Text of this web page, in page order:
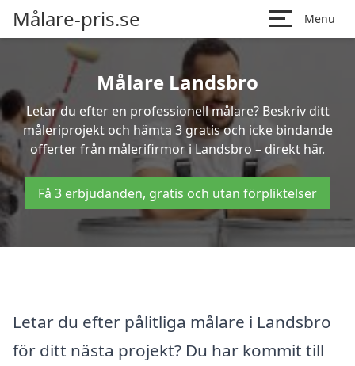
Målare-pris.se Menu
Målare Landsbro
Letar du efter en professionell målare? Beskriv ditt
måleriprojekt och hämta 3 gratis och icke bindande
offerter från målerifirmor i Landsbro – direkt här.
Få 3 erbjudanden, gratis och utan förpliktelser
Letar du efter pålitliga målare i Landsbro
för ditt nästa projekt? Du har kommit till